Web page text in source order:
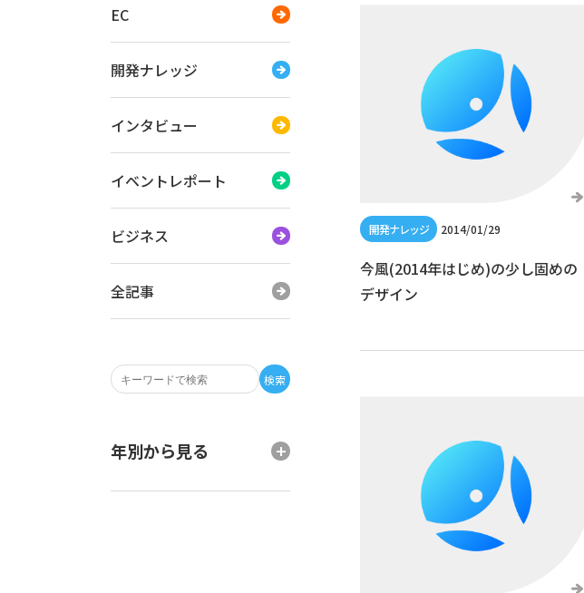
検索
EC
開発ナレッジ
インタビュー
イベントレポート
ビジネス
全記事
年別から見る
2014/01/29
今風(2014年はじめ)の少し固めの
デザイン